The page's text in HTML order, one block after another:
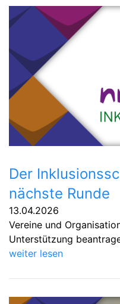
Der
nächste Runde
13.04.2026
Vereine und
Unterstützung
weiter lesen